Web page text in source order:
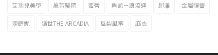
艾瑞兒美學 萬芳醫院 蜜唇 角頭－浪流連 邱澤 金屬彈簧
陳庭妮 隱世THE ARCADIA 風梨風箏 麻衣